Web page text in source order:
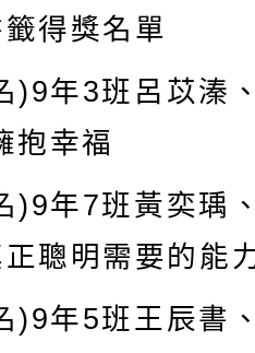
得獎名單
)9年3班呂苡溱
抱幸福
)9年7班黃奕瑀
聰明需要的能
)9年5班王辰書